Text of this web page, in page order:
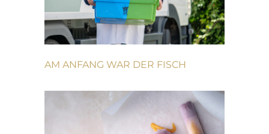
AM ANFANG WAR DER FISCH